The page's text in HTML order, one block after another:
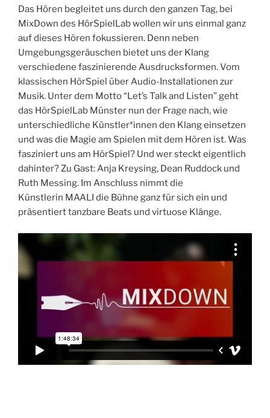
Das Hören begleitet uns durch den ganzen Tag, bei
MixDown des HörSpielLab wollen wir uns einmal ganz
auf dieses Hören fokussieren. Denn neben
Umgebungsgeräuschen bietet uns der Klang
verschiedene faszinierende Ausdrucksformen. Vom
klassischen HörSpiel über Audio-Installationen zur
Musik. Unter dem Motto “Let’s Talk and Listen” geht
das HörSpielLab Münster nun der Frage nach, wie
unterschiedliche Künstler*innen den Klang einsetzen
und was die Magie am Spielen mit dem Hören ist. Was
fasziniert uns am HörSpiel? Und wer steckt eigentlich
dahinter? Zu Gast: Anja Kreysing, Dean Ruddock und
Ruth Messing. Im Anschluss nimmt die
Künstlerin MAALI die Bühne ganz für sich ein und
präsentiert tanzbare Beats und virtuose Klänge.